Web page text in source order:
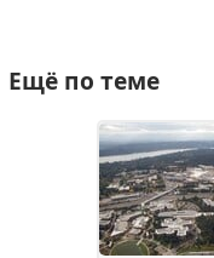
Ещё по теме